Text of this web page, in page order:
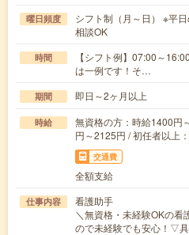
曜日頻度
シフト制（月～日） ※平
相談OK
時間
【シフト例】07:00～
は一例です！そ…
期間 即日～2ヶ月以上
時給
無資格の方：時給1400円
円～2125円 / 初任者以上
交通費
全額支給
仕事内容
看護助手
＼無資格・未経験OKの看
ので未経験でも安心！▽